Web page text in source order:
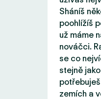
Sháníš
poohlížíš
už máme
nováčci.
se co
stejně
zemích a